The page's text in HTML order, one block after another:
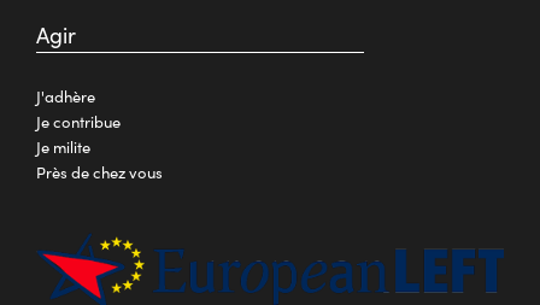
Agir
J'adhère
Je contribue
Je milite
Près de chez vous